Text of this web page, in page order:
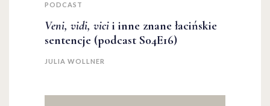
PODCAST
Veni, vidi, vici i inne znane łacińskie
sentencje (podcast S04E16)
JULIA WOLLNER